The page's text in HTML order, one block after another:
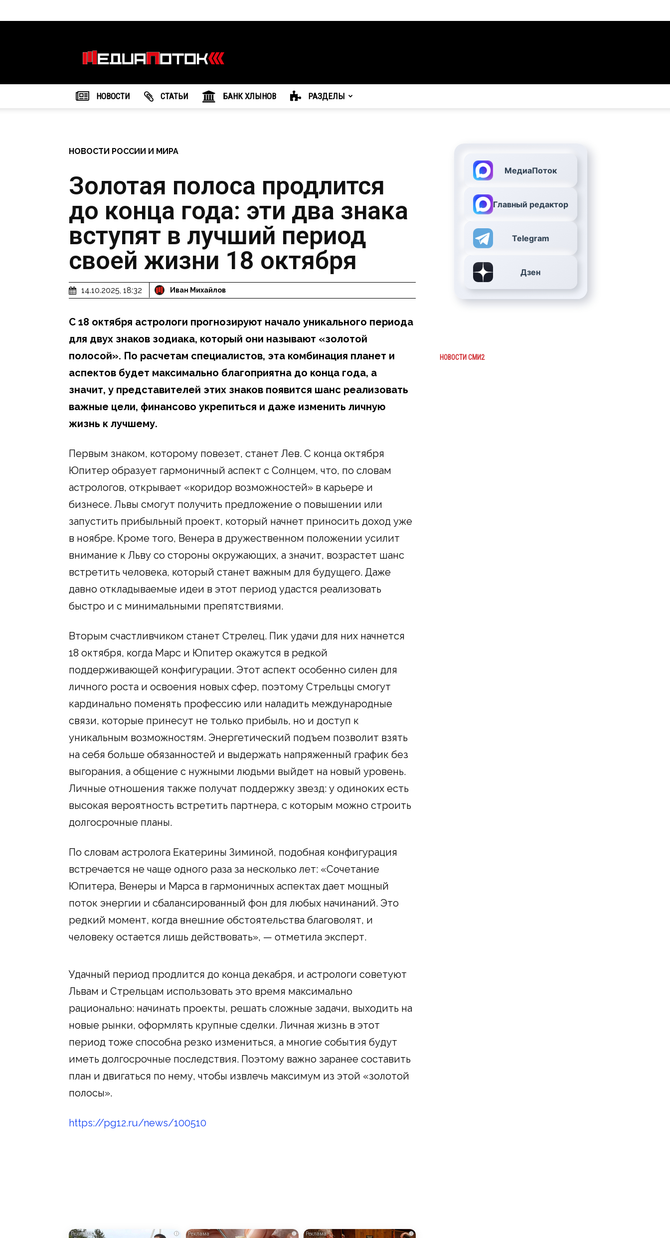
агентство
"МедиаПоток"
НОВОСТИ CТАТЬИ БАНК ХЛЫНОВ РАЗДЕЛЫ
НОВОСТИ РОССИИ И МИРА
Золотая полоса продлится
до конца года: эти два знака
вступят в лучший период
своей жизни 18 октября
14.10.2025, 18:32 Иван Михайлов
С 18 октября астрологи прогнозируют начало уникального периода
для двух знаков зодиака, который они называют «золотой
полосой». По расчетам специалистов, эта комбинация планет и
аспектов будет максимально благоприятна до конца года, а
значит, у представителей этих знаков появится шанс реализовать
важные цели, финансово укрепиться и даже изменить личную
жизнь к лучшему.
Первым знаком, которому повезет, станет Лев. С конца октября
Юпитер образует гармоничный аспект с Солнцем, что, по словам
астрологов, открывает «коридор возможностей» в карьере и
бизнесе. Львы смогут получить предложение о повышении или
запустить прибыльный проект, который начнет приносить доход уже
в ноябре. Кроме того, Венера в дружественном положении усилит
внимание к Льву со стороны окружающих, а значит, возрастет шанс
встретить человека, который станет важным для будущего. Даже
давно откладываемые идеи в этот период удастся реализовать
быстро и с минимальными препятствиями.
Вторым счастливчиком станет Стрелец. Пик удачи для них начнется
18 октября, когда Марс и Юпитер окажутся в редкой
поддерживающей конфигурации. Этот аспект особенно силен для
личного роста и освоения новых сфер, поэтому Стрельцы смогут
кардинально поменять профессию или наладить международные
связи, которые принесут не только прибыль, но и доступ к
уникальным возможностям. Энергетический подъем позволит взять
на себя больше обязанностей и выдержать напряженный график без
выгорания, а общение с нужными людьми выйдет на новый уровень.
Личные отношения также получат поддержку звезд: у одиноких есть
высокая вероятность встретить партнера, с которым можно строить
долгосрочные планы.
По словам астролога Екатерины Зиминой, подобная конфигурация
встречается не чаще одного раза за несколько лет: «Сочетание
Юпитера, Венеры и Марса в гармоничных аспектах дает мощный
поток энергии и сбалансированный фон для любых начинаний. Это
редкий момент, когда внешние обстоятельства благоволят, и
человеку остается лишь действовать», — отметила эксперт.
Удачный период продлится до конца декабря, и астрологи советуют
Львам и Стрельцам использовать это время максимально
рационально: начинать проекты, решать сложные задачи, выходить на
новые рынки, оформлять крупные сделки. Личная жизнь в этот
период тоже способна резко измениться, а многие события будут
иметь долгосрочные последствия. Поэтому важно заранее составить
план и двигаться по нему, чтобы извлечь максимум из этой «золотой
полосы».
https://pg12.ru/news/100510
i i i
МедиаПоток
Главный редактор
Telegram
Дзен
НОВОСТИ СМИ2